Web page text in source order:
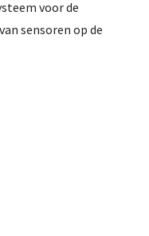
voor de
sensoren op de